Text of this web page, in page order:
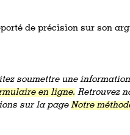
de précision sur son
soumettre une
en ligne. Retrouvez
sur la pageNotre